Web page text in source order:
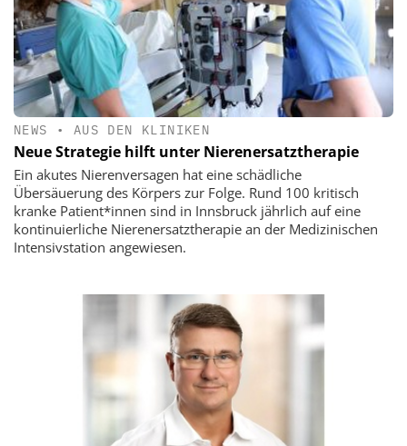
NEWS • AUS DEN KLINIKEN
Neue Strategie hilft unter Nierenersatztherapie
Ein akutes Nierenversagen hat eine schädliche
Übersäuerung des Körpers zur Folge. Rund 100 kritisch
kranke Patient*innen sind in Innsbruck jährlich auf eine
kontinuierliche Nierenersatztherapie an der Medizinischen
Intensivstation angewiesen.